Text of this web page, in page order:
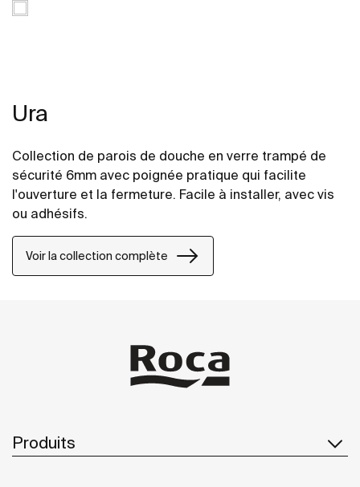
Ura
Collection de parois de douche en verre trampé de
sécurité 6mm avec poignée pratique qui facilite
l'ouverture et la fermeture. Facile à installer, avec vis
ou adhésifs.
Voir la collection complète
Produits